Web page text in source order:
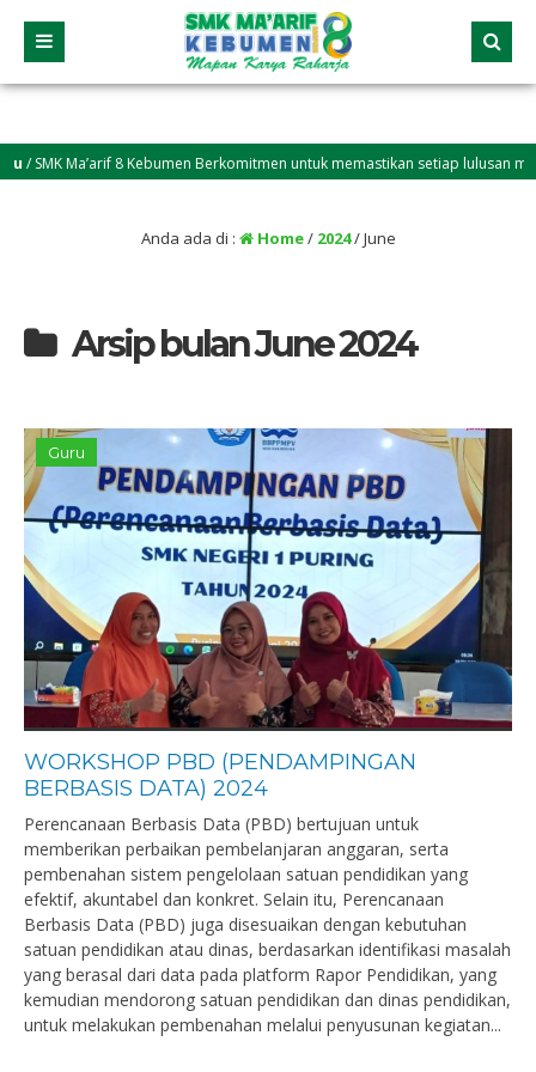
SMK Ma’arif 8 Kebumen Berkomitmen untuk memastikan setiap lulusan
Anda ada di : Home/ 2024/June
Arsip bulan June 2024
Guru
WORKSHOP PBD (PENDAMPINGAN
BERBASIS DATA) 2024
Perencanaan Berbasis Data (PBD) bertujuan untuk
memberikan perbaikan pembelanjaran anggaran, serta
pembenahan sistem pengelolaan satuan pendidikan yang
efektif, akuntabel dan konkret. Selain itu, Perencanaan
Berbasis Data (PBD) juga disesuaikan dengan kebutuhan
satuan pendidikan atau dinas, berdasarkan identifikasi masalah
yang berasal dari data pada platform Rapor Pendidikan, yang
kemudian mendorong satuan pendidikan dan dinas pendidikan,
untuk melakukan pembenahan melalui penyusunan kegiatan...